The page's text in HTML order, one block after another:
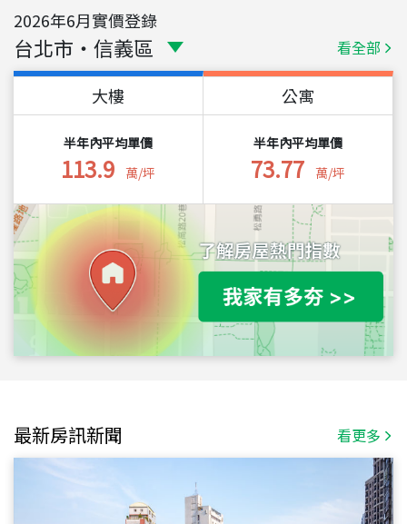
2026年6月實價登錄
台北市 ・ 信義區 看全部
大樓
半年內平均單價
113.9 萬/坪
公寓
半年內平均單價
73.77 萬/坪
最新房訊新聞 看更多